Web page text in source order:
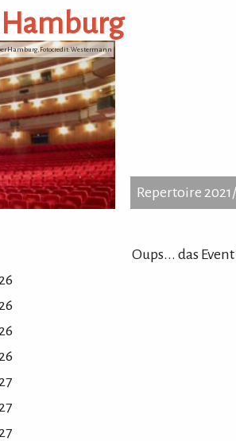
Hamburg, Fotocredit: Westermann
Repertoire
Oups... das